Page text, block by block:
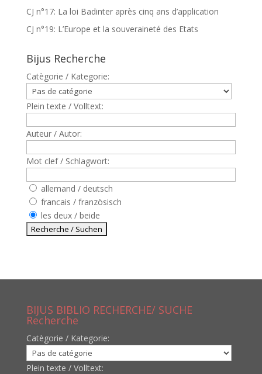
CJ n°17: La loi Badinter après cinq ans d’application
CJ n°19: L’Europe et la souveraineté des Etats
Bijus Recherche
Catègorie / Kategorie:
Plein texte / Volltext:
Auteur / Autor:
Mot clef / Schlagwort:
allemand / deutsch
francais / französisch
les deux / beide
BIJUS BIBLIO RECHERCHE/ SUCHE
Recherche
Catègorie / Kategorie:
Plein texte / Volltext: